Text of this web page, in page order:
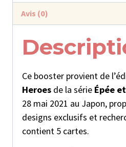
:
Eevee
Avis (0)
Ce booster provient de
Heroes de la série Épée
28 mai 2021 au Japon,
designs exclusifs et
contient 5 cartes.